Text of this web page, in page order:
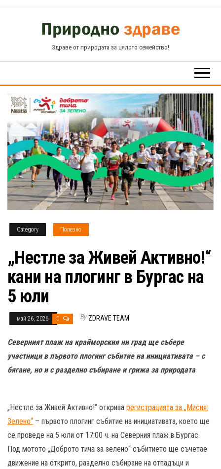
Здраве от природата за цялото семейство!
Category Полезно
„Нестле за Живей Активно!“
кани на плогинг в Бургас на
5 юли
май 26, 2026 0 By ZDRAVE TEAM
Северният плаж на крайморския ни град ще събере
участници в първото плогинг събитие на инициативата – с
бягане, но и с разделно събиране и грижа за природата
„Нестле за Живей Активно!“ открива регистрацията за „Мисия:
Зелено“ – първото плогинг събитие на инициативата, което ще
се проведе на 5 юли от 17:00 ч. на Северния плаж в Бургас.
Под мотото „Доброто тича за зелено“ събитието ще съчетае
движение на открито, разделно събиране на отпадъци и